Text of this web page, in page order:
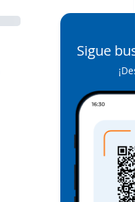
Sigue